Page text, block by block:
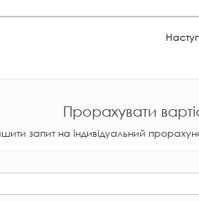
Прорахувати
запит на індивідуальний